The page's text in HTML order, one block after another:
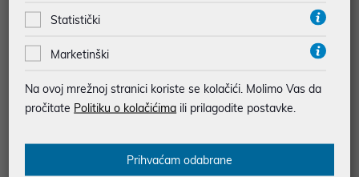
Haier Tundra Plus AS35TADHR
A-THC-3,6/3,7 KW-set
Električni romobil Xiaomi Electric
Scooter 6 Max GL
*najniža cijena u prethodnih 30 dana
799,00 €
Statistički
Marketinški
Na ovoj mrežnoj stranici koriste se kolačići. Molimo Vas da
pročitate Politiku o kolačićima ili prilagodite postavke.
Prihvaćam odabrane